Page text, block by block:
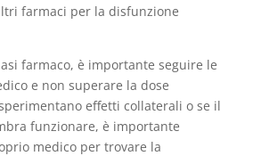
farmaci per la disfunzione
farmaco, è importante seguire le
e non superare la dose
effetti collaterali o se il
funzionare, è importante
medico per trovare la